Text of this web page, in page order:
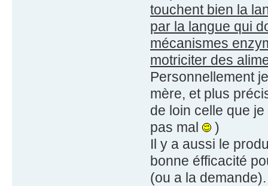
touchent bien la
par la langue qui
mécanismes
motriciter des
Personnellement
mère, et plus
de loin celle que
pas mal
)
Il y a aussi le
bonne éfficacité
(ou a la demande).